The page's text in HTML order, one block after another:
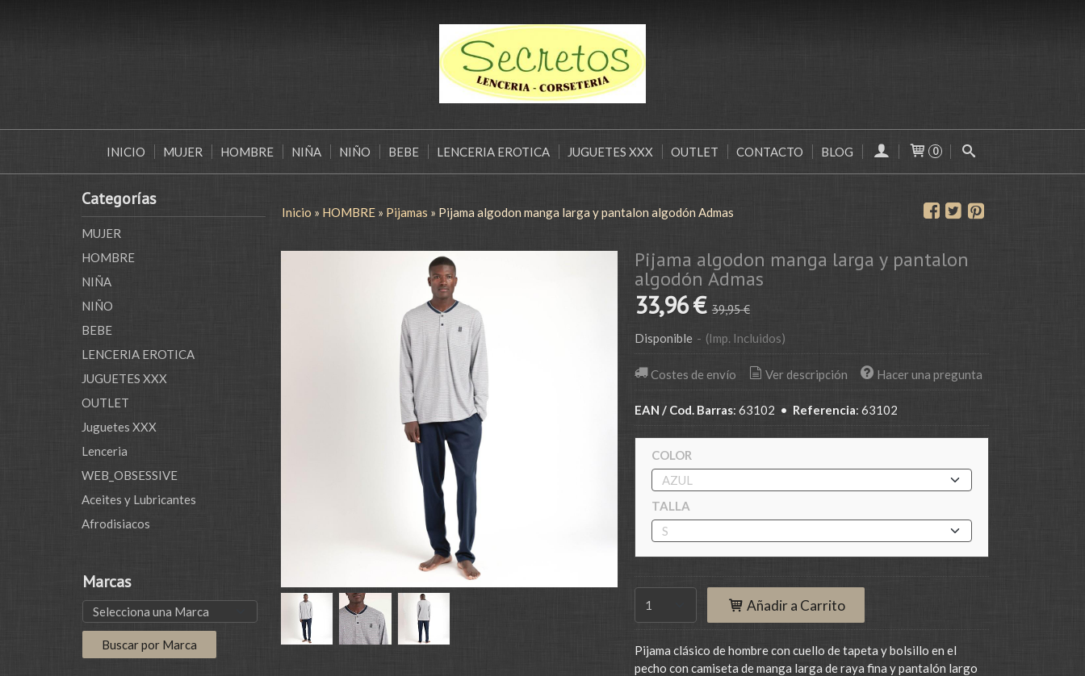
INICIO MUJER HOMBRE NIÑA NIÑO BEBE LENCERIA EROTICA JUGUETES XXX OUTLET CONTACTO BLOG 0
Categorías
MUJER
HOMBRE
NIÑA
NIÑO
BEBE
LENCERIA EROTICA
JUGUETES XXX
OUTLET
Juguetes XXX
Lenceria
WEB_OBSESSIVE
Aceites y Lubricantes
Afrodisiacos
Marcas
Inicio » HOMBRE» Pijamas » Pijama algodon manga larga y pantalon algodón Admas
Pijama algodon manga larga y pantalon
algodón Admas
33,96 € 39,95 €
Disponible - (Imp. Incluidos)
Costes de envío Ver descripción Hacer una pregunta
EAN / Cod. Barras: 63102 • Referencia: 63102
COLOR
TALLA
Añadir a Carrito
Pijama clásico de hombre con cuello de tapeta y bolsillo en el
pecho con camiseta de manga larga de raya fina y pantalón largo